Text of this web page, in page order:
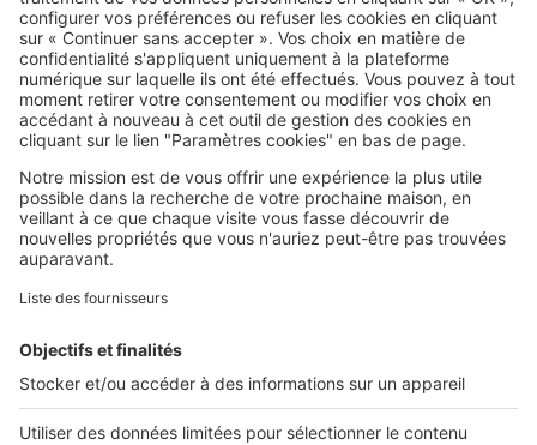
SeLoger c'est aussi
Retrouvez-nous sur ...
L'ENTREPRISE